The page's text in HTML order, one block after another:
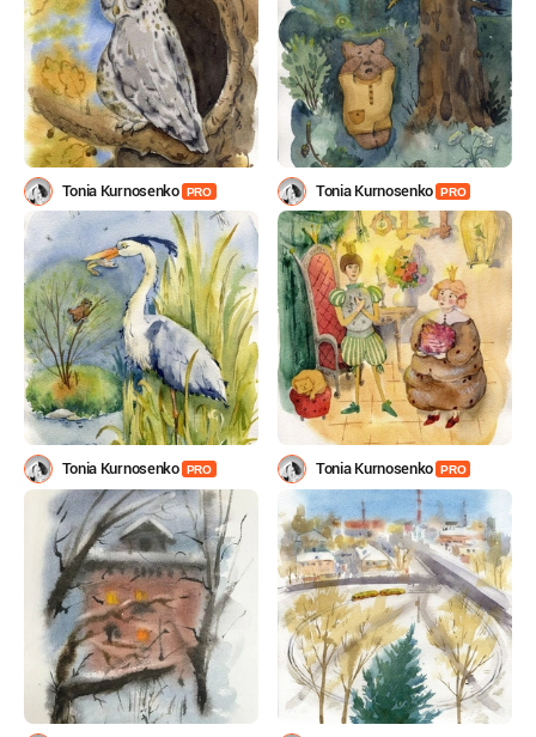
Tonia Kurnosenko PRO Tonia Kurnosenko PRO
Tonia Kurnosenko PRO Tonia Kurnosenko PRO